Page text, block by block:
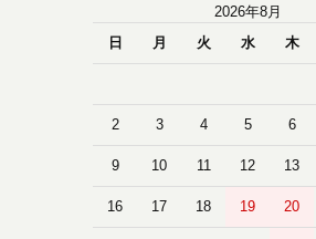
2026年8月
日
月 火 水 木
2 3 4 5 6
9 10 11 12 13
16 17 18 19 20